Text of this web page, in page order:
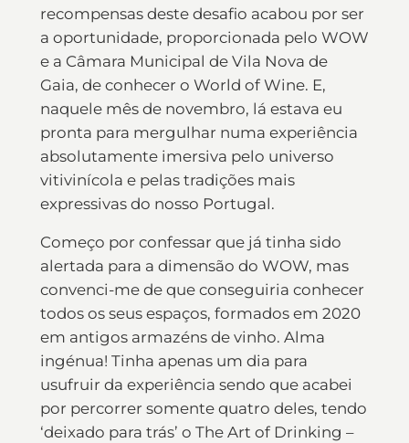
recompensas deste desafio acabou por ser
a oportunidade, proporcionada pelo WOW
e a Câmara Municipal de Vila Nova de
Gaia, de conhecer o World of Wine. E,
naquele mês de novembro, lá estava eu
pronta para mergulhar numa experiência
absolutamente imersiva pelo universo
vitivinícola e pelas tradições mais
expressivas do nosso Portugal.
Começo por confessar que já tinha sido
alertada para a dimensão do WOW, mas
convenci-me de que conseguiria conhecer
todos os seus espaços, formados em 2020
em antigos armazéns de vinho. Alma
ingénua! Tinha apenas um dia para
usufruir da experiência sendo que acabei
por percorrer somente quatro deles, tendo
‘deixado para trás’ o The Art of Drinking –